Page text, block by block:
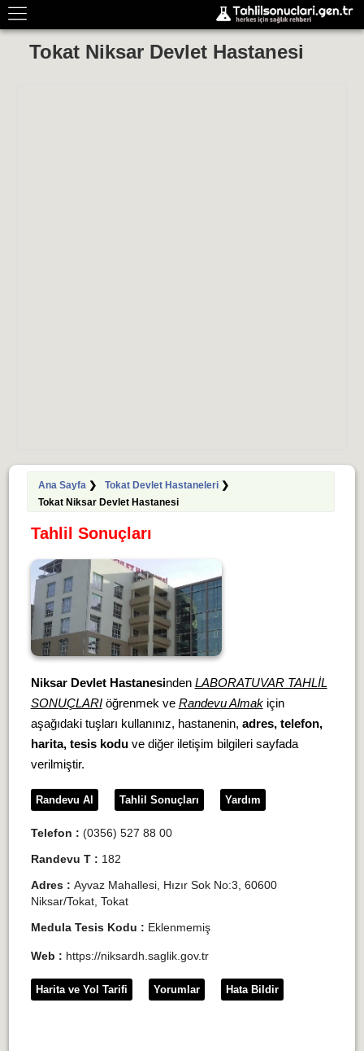
Tokat Niksar Devlet Hastanesi
Ana Sayfa❯ Tokat Devlet Hastaneleri❯
Tokat Niksar Devlet Hastanesi
Tahlil Sonuçları
Niksar Devlet Hastanesinden LABORATUVAR TAHLİL
SONUÇLARIöğrenmek ve Randevu Almakiçin
aşağıdaki tuşları kullanınız, hastanenin, adres, telefon,
harita, tesis koduve diğer iletişim bilgileri sayfada
verilmiştir.
Randevu Al Tahlil Sonuçları Yardım
Telefon : (0356) 527 88 00
Randevu T : 182
Adres : Ayvaz Mahallesi, Hızır Sok No:3, 60600
Niksar/Tokat, Tokat
Medula Tesis Kodu : Eklenmemiş
Web : https://niksardh.saglik.gov.tr
Harita ve Yol Tarifi Yorumlar Hata Bildir